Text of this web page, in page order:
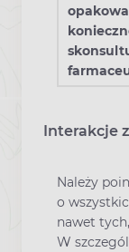
Interakcje
Należy
o
nawet
W